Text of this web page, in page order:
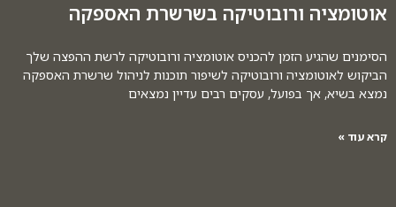
אוטומציה ורובוטיקה בשרשרת האספקה
הסימנים שהגיע הזמן להכניס אוטומציה ורובוטיקה לרשת ההפצה שלך
הביקוש לאוטומציה ורובוטיקה לשיפור תוכנות לניהול שרשרת האספקה
נמצא בשיא, אך בפועל, עסקים רבים עדיין נמצאים
קרא עוד »